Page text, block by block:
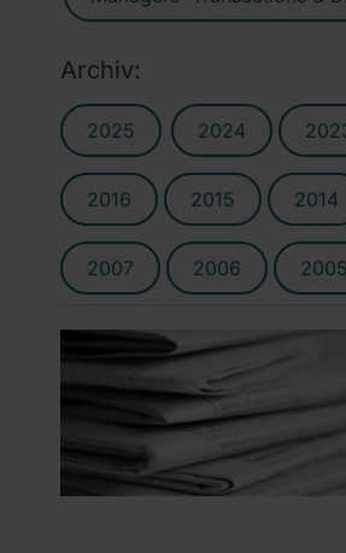
Archiv:
2025 2024
2016 2015 2014
2007 2006 2005